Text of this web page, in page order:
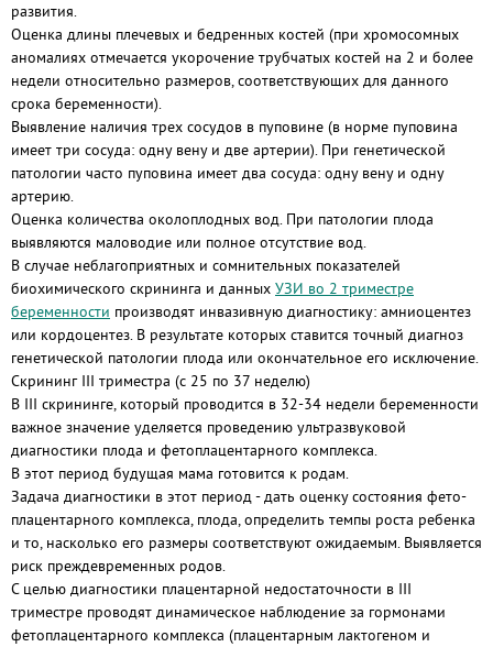
развития.
Оценка длины плечевых и бедренных костей (при хромосомных
аномалиях отмечается укорочение трубчатых костей на 2 и более
недели относительно размеров, соответствующих для данного
срока беременности).
Выявление наличия трех сосудов в пуповине (в норме пуповина
имеет три сосуда: одну вену и две артерии). При генетической
патологии часто пуповина имеет два сосуда: одну вену и одну
артерию.
Оценка количества околоплодных вод. При патологии плода
выявляются маловодие или полное отсутствие вод.
В случае неблагоприятных и сомнительных показателей
биохимического скрининга и данных УЗИ во 2 триместре
беременности производят инвазивную диагностику: амниоцентез
или кордоцентез. В результате которых ставится точный диагноз
генетической патологии плода или окончательное его исключение.
Скрининг III триместра (с 25 по 37 неделю)
В III скрининге, который проводится в 32-34 недели беременности
важное значение уделяется проведению ультразвуковой
диагностики плода и фетоплацентарного комплекса.
В этот период будущая мама готовится к родам.
Задача диагностики в этот период - дать оценку состояния фето-
плацентарного комплекса, плода, определить темпы роста ребенка
и то, насколько его размеры соответствуют ожидаемым. Выявляется
риск преждевременных родов.
С целью диагностики плацентарной недостаточности в III
триместре проводят динамическое наблюдение за гормонами
фетоплацентарного комплекса (плацентарным лактогеном и